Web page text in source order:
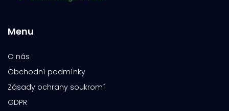
Menu
O nás
Obchodní podmínky
Zásady ochrany soukromí
GDPR